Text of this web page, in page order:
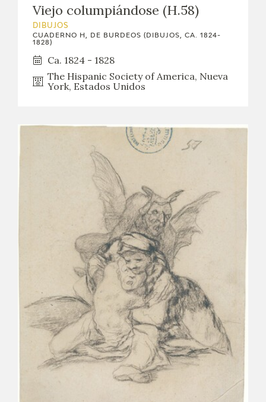
EDUCA
CEDEA
RECURSOS EDUCATIVOS
Viejo columpiándose (H.58)
DIBUJOS
CUADERNO H, DE BURDEOS (DIBUJOS, CA. 1824-
1828)
Ca. 1824 - 1828
The Hispanic Society of America, Nueva
York, Estados Unidos